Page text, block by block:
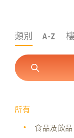
類別 A-Z
所有
食品及飲品